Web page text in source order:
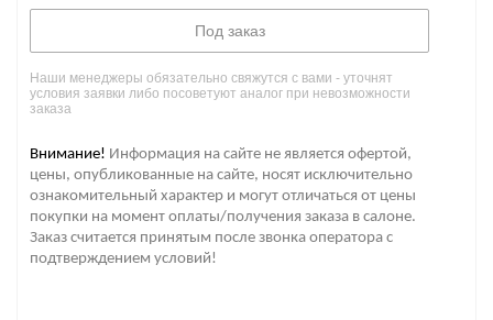
Под заказ
Наши менеджеры обязательно свяжутся с вами - уточнят
условия заявки либо посоветуют аналог при невозможности
заказа
Внимание! Информация на сайте не является офертой,
цены, опубликованные на сайте, носят исключительно
ознакомительный характер и могут отличаться от цены
покупки на момент оплаты/получения заказа в салоне.
Заказ считается принятым после звонка оператора с
подтверждением условий!